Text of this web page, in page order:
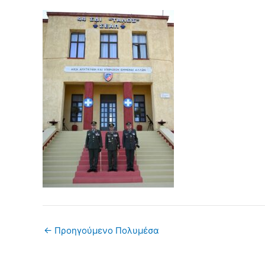
← Προηγούμενο Πολυμέσα